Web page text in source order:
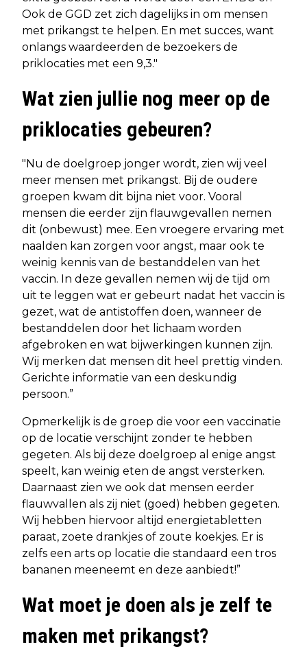
Ook de GGD zet zich dagelijks in om mensen
met prikangst te helpen. En met succes, want
onlangs waardeerden de bezoekers de
priklocaties met een 9,3."
Wat zien jullie nog meer op de
priklocaties gebeuren?
"Nu de doelgroep jonger wordt, zien wij veel
meer mensen met prikangst. Bij de oudere
groepen kwam dit bijna niet voor. Vooral
mensen die eerder zijn flauwgevallen nemen
dit (onbewust) mee. Een vroegere ervaring met
naalden kan zorgen voor angst, maar ook te
weinig kennis van de bestanddelen van het
vaccin. In deze gevallen nemen wij de tijd om
uit te leggen wat er gebeurt nadat het vaccin is
gezet, wat de antistoffen doen, wanneer de
bestanddelen door het lichaam worden
afgebroken en wat bijwerkingen kunnen zijn.
Wij merken dat mensen dit heel prettig vinden.
Gerichte informatie van een deskundig
persoon.”
Opmerkelijk is de groep die voor een vaccinatie
op de locatie verschijnt zonder te hebben
gegeten. Als bij deze doelgroep al enige angst
speelt, kan weinig eten de angst versterken.
Daarnaast zien we ook dat mensen eerder
flauwvallen als zij niet (goed) hebben gegeten.
Wij hebben hiervoor altijd energietabletten
paraat, zoete drankjes of zoute koekjes. Er is
zelfs een arts op locatie die standaard een tros
bananen meeneemt en deze aanbiedt!”
Wat moet je doen als je zelf te
maken met prikangst?